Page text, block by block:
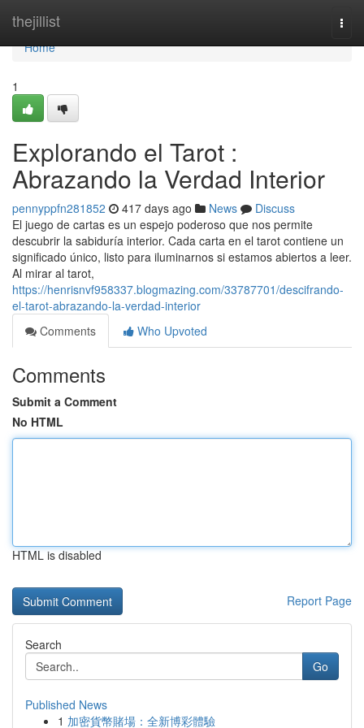
thejillist
Home
Home
1
Explorando el Tarot :
Abrazando la Verdad Interior
pennyppfn281852 417 days ago News
Discuss
El juego de cartas es un espejo poderoso que nos permite
descubrir la sabiduría interior. Cada carta en el tarot contiene un
significado único, listo para iluminarnos si estamos abiertos a leer.
Al mirar al tarot,
https://henrisnvf958337.blogmazing.com/33787701/descifrando-
el-tarot-abrazando-la-verdad-interior
Comments
Who Upvoted
Comments
Submit a Comment
No HTML
HTML is disabled
Report Page
Search
Go
Published News
1 加密貨幣賭場：全新博彩體驗